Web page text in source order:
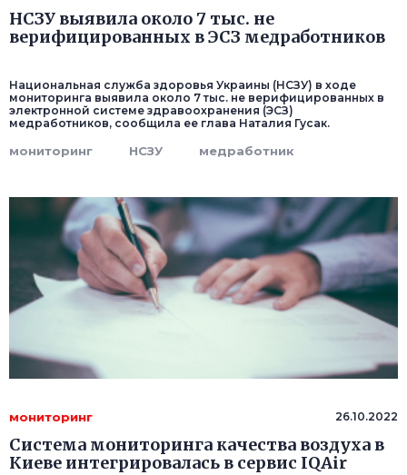
НСЗУ выявила около 7 тыс. не
верифицированных в ЭСЗ медработников
Национальная служба здоровья Украины (НСЗУ) в ходе
мониторинга выявила около 7 тыс. не верифицированных в
электронной системе здравоохранения (ЭСЗ)
медработников, сообщила ее глава Наталия Гусак.
мониторинг НСЗУ медработник
мониторинг 26.10.2022
Система мониторинга качества воздуха в
Киеве интегрировалась в сервис IQAir